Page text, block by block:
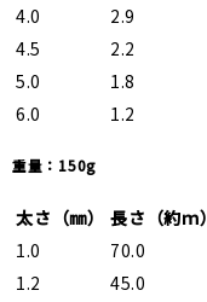
4.0
2.9
4.5
2.2
5.0
1.8
6.0
1.2
重量：150g
太さ（㎜）
長さ（約ｍ）
1.0
70.0
1.2
45.0